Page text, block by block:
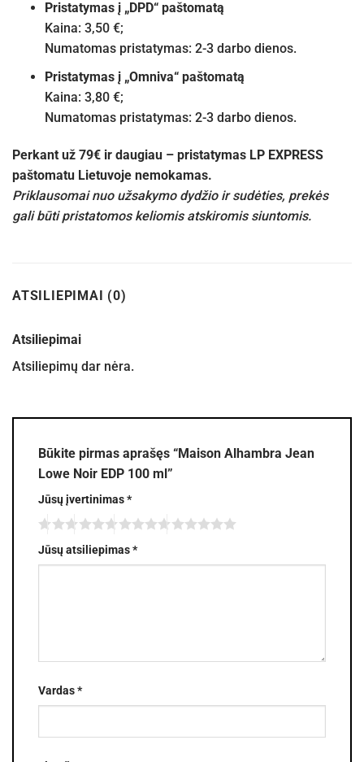
Pristatymas į „DPD“ paštomatą
Kaina: 3,50 €;
Numatomas pristatymas: 2-3 darbo dienos.
Pristatymas į „Omniva“ paštomatą
Kaina: 3,80 €;
Numatomas pristatymas: 2-3 darbo dienos.
Perkant už 79€ ir daugiau – pristatymas LP EXPRESS
paštomatu Lietuvoje nemokamas.
Priklausomai nuo užsakymo dydžio ir sudėties, prekės
gali būti pristatomos keliomis atskiromis siuntomis.
ATSILIEPIMAI (0)
Atsiliepimai
Atsiliepimų dar nėra.
Būkite pirmas aprašęs “Maison Alhambra Jean
Lowe Noir EDP 100 ml”
Jūsų įvertinimas*
Jūsų atsiliepimas*
Vardas*